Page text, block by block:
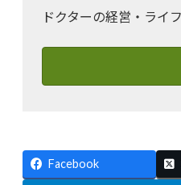
ドクターの経営・ライ
Facebook